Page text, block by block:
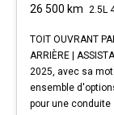
26 500 km 2.5L
TOIT OUVRANT
ARRIÈRE |
2025, avec sa
ensemble
pour une conduite